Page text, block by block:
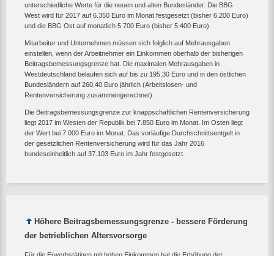
unterschiedliche Werte für die neuen und alten Bundesländer. Die BBG
West wird für 2017 auf 6.350 Euro im Monat festgesetzt (bisher 6.200 Euro)
und die BBG Ost auf monatlich 5.700 Euro (bisher 5.400 Euro).
Mitarbeiter und Unternehmen müssen sich folglich auf Mehrausgaben
einstellen, wenn der Arbeitnehmer ein Einkommen oberhalb der bisherigen
Beitragsbemessungsgrenze hat. Die maximalen Mehrausgaben in
Westdeutschland belaufen sich auf bis zu 195,30 Euro und in den östlichen
Bundesländern auf 260,40 Euro jährlich (Arbeitslosen- und
Rentenversicherung zusammengerechnet).
Die Beitragsbemessungsgrenze zur knappschaftlichen Rentenversicherung
liegt 2017 im Westen der Republik bei 7.850 Euro im Monat. Im Osten liegt
der Wert bei 7.000 Euro im Monat. Das vorläufige Durchschnittsentgelt in
der gesetzlichen Rentenversicherung wird für das Jahr 2016
bundeseinheitlich auf 37.103 Euro im Jahr festgesetzt.
Höhere Beitragsbemessungsgrenze - bessere Förderung
der betrieblichen Altersvorsorge